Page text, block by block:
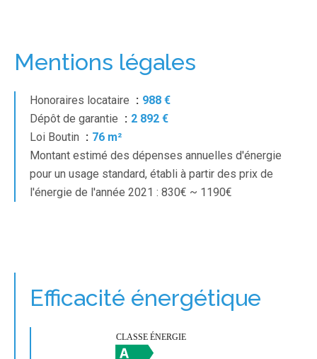
Mentions légales
Honoraires locataire
988 €
Dépôt de garantie
2 892 €
Loi Boutin
76 m²
Montant estimé des dépenses annuelles d'énergie
pour un usage standard, établi à partir des prix de
l'énergie de l'année 2021 : 830€ ~ 1190€
Efficacité énergétique